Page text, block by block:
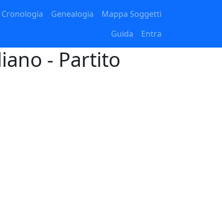
Cronologia Genealogia
Mappa Soggetti
Guida
Entra
- Partito